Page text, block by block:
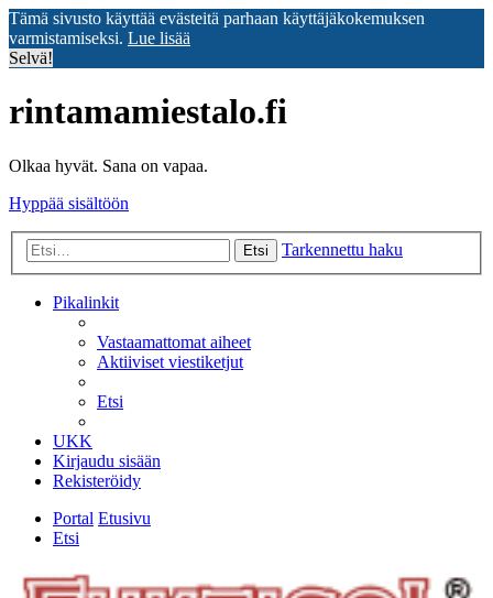
Tämä sivusto käyttää evästeitä parhaan käyttäjäkokemuksen
varmistamiseksi. Lue lisää
Selvä!
rintamamiestalo.fi
Olkaa hyvät. Sana on vapaa.
Hyppää sisältöön
Etsi Tarkennettu haku
Pikalinkit
Vastaamattomat aiheet
Aktiiviset viestiketjut
Etsi
UKK
Kirjaudu sisään
Rekisteröidy
Portal Etusivu
Etsi